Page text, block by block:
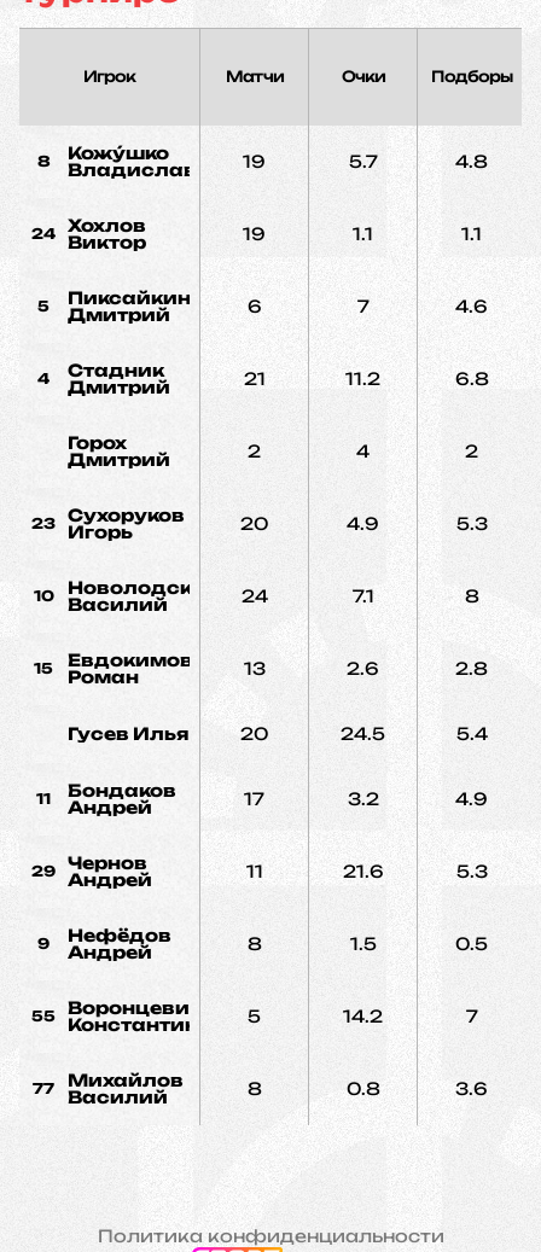
Игрок Матчи Очки Подборы
8
Кожýшко
Владислав
19 5.7 4.8
24
Хохлов
Виктор
19 1.1 1.1
5
Пиксайкин
Дмитрий
6 7 4.6
4
Стадник
Дмитрий
21 11.2 6.8
Горох
Дмитрий
2 4 2
23
Сухоруков
Игорь
20 4.9 5.3
10
Новолодский
Василий
24 7.1 8
15
Евдокимов
Роман
13 2.6 2.8
Гусев Илья 20 24.5 5.4
11
Бондаков
Андрей
17 3.2 4.9
29
Чернов
Андрей
11 21.6 5.3
9
Нефёдов
Андрей
8 1.5 0.5
55
Воронцевич
Константин
5 14.2 7
77
Михайлов
Василий
8 0.8 3.6
Политика конфиденциальности